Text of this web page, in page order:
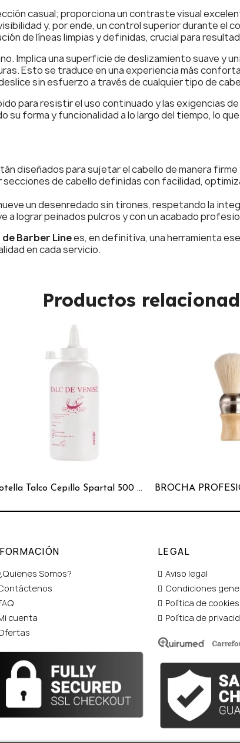
casual; proporciona un contraste visual
y, por ende, un control superior durante el
de líneas limpias y definidas, crucial para
Implica una superficie de deslizamiento suave y
Esto se traduce en una experiencia más
sin esfuerzo a través de cualquier tipo de
para resistir el uso continuado y las exigencias
su forma y funcionalidad a lo largo del tiempo, lo
diseñados para sujetar el cabello de manera
de cabello definidas con facilidad,
un desenredado sin tirones, respetando la
a lograr peinados pulcros y con un acabado
Barber Linees, en definitiva, una herramienta
en cada servicio.
Productos
Botella Talco Cepillo Spartal 500 ml.
Somos?
cuenta
LEGAL
Aviso legal
Condiciones
Política de cookies
Política de